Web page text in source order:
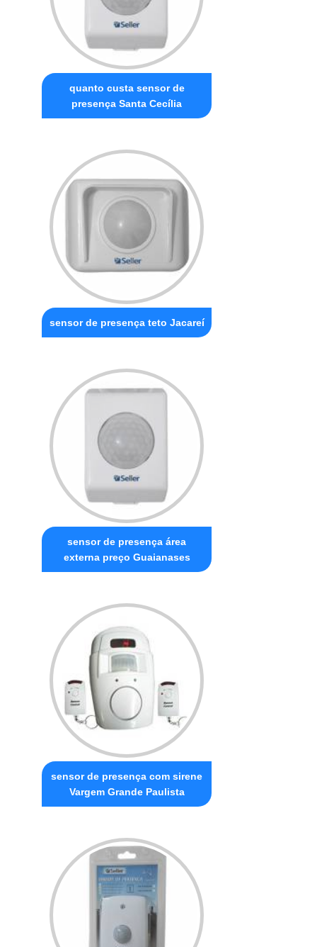
quanto custa sensor de
presença Santa Cecília
sensor de presença teto Jacareí
sensor de presença área
externa preço Guaianases
sensor de presença com sirene
Vargem Grande Paulista